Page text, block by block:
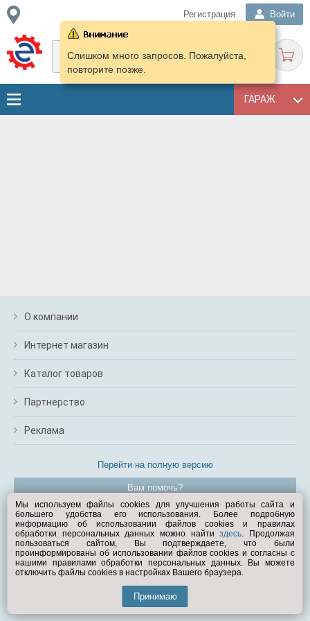
Регистрация Войти
ГАРАЖ
Слишком много запросов. Пожалуйста,
повторите позже.
О компании
Интернет магазин
Каталог товаров
Партнерство
Реклама
Перейти на полную версию
Вам помочь?
© Exist.ru 1998—2026
Мы используем файлы cookies для улучшения работы сайта и
большего удобства его использования. Более подробную
информацию об использовании файлов cookies и правилах
обработки персональных данных можно найтиздесь. Продолжая
пользоваться сайтом, Вы подтверждаете, что были
проинформированы об использовании файлов cookies и согласны с
нашими правилами обработки персональных данных. Вы можете
отключить файлы cookies в настройках Вашего браузера.
Принимаю